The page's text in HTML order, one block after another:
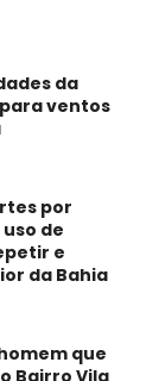
da
ventos
por
de
e
da Bahia
que